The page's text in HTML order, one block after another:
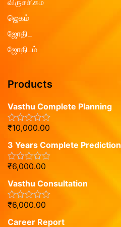
ஜெகம்
ஜோதிட
ஜோதிடம்
Products
Vasthu Complete Planning
R
t
e
d
0
u
t
o
f
5
₹10,000.00
3 Years Complete Prediction
R
t
e
d
0
u
₹6,000.00
Vasthu Consultation
R
t
₹6,000.00
Career Report